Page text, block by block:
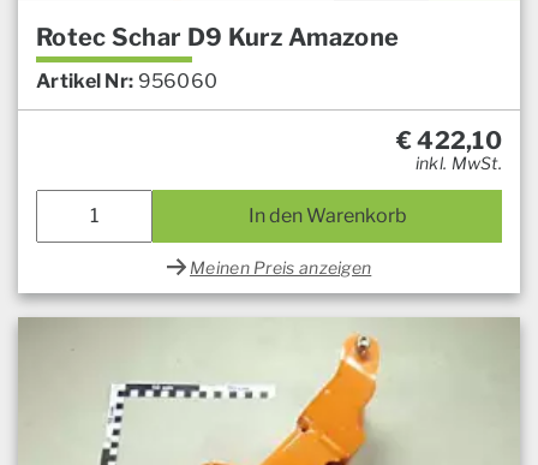
Rotec Schar D9 Kurz Amazone
Artikel Nr: 956060
€422,10
inkl. MwSt.
In den Warenkorb
Meinen Preis anzeigen